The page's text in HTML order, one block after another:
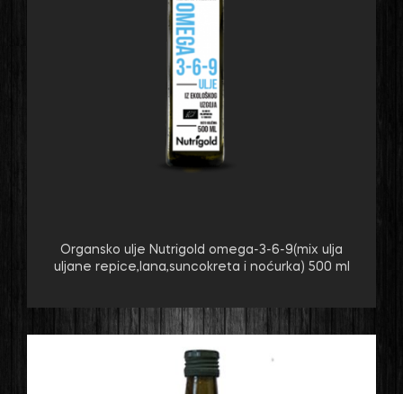
Organsko ulje Nutrigold omega-3-6-9(mix ulja
uljane repice,lana,suncokreta i noćurka) 500 ml